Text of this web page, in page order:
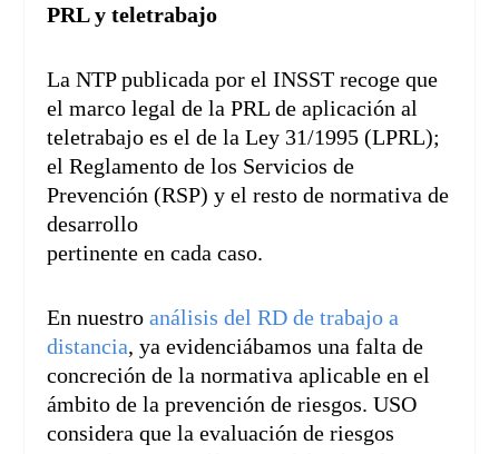
PRL y teletrabajo
La NTP publicada por el INSST recoge que
el marco legal de la PRL de aplicación al
teletrabajo es el de la Ley 31/1995 (LPRL);
el Reglamento de los Servicios de
Prevención (RSP) y el resto de normativa de
desarrollo
pertinente en cada caso.
En nuestroanálisis del RD de trabajo a
distancia, ya evidenciábamos una falta de
concreción de la normativa aplicable en el
ámbito de la prevención de riesgos. USO
considera que la evaluación de riesgos